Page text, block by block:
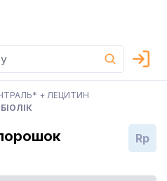
+ ЛЕЦИТИН
Rp